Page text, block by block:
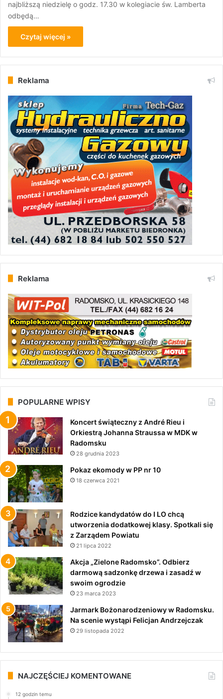
najbliższą niedzielę o godz. 17.30 w kolegiacie św. Lamberta
odbędą…
Czytaj więcej »
Reklama
Reklama
POPULARNE WPISY
Koncert świąteczny z André Rieu i
Orkiestrą Johanna Straussa w MDK w
Radomsku
28 grudnia 2023
Pokaz ekomody w PP nr 10
18 czerwca 2021
Rodzice kandydatów do I LO chcą
utworzenia dodatkowej klasy. Spotkali się
z Zarządem Powiatu
21 lipca 2022
Akcja „Zielone Radomsko”. Odbierz
darmową sadzonkę drzewa i zasadź w
swoim ogrodzie
23 marca 2023
Jarmark Bożonarodzeniowy w Radomsku.
Na scenie wystąpi Felicjan Andrzejczak
29 listopada 2022
NAJCZĘŚCIEJ KOMENTOWANE
12 godzin temu